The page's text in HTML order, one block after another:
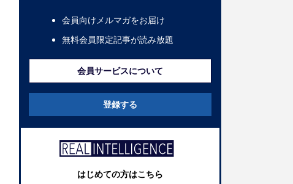
会員向けメルマガをお届け
無料会員限定記事が読み放題
会員サービスについて
登録する
はじめての方はこちら